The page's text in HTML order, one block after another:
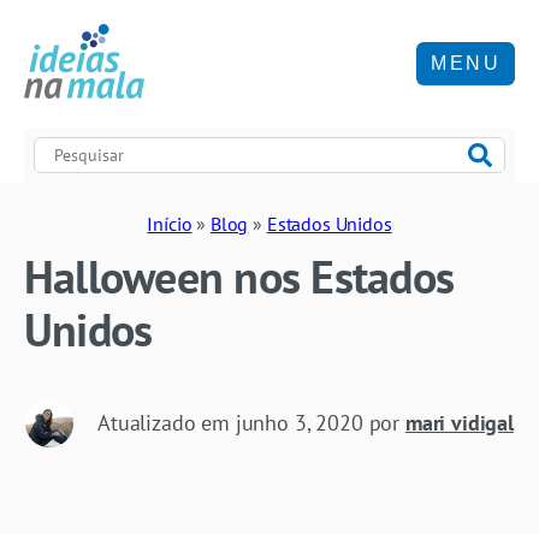
MENU
Início » Blog » Estados Unidos
Halloween nos Estados
Unidos
Atualizado em junho 3, 2020 por mari vidigal